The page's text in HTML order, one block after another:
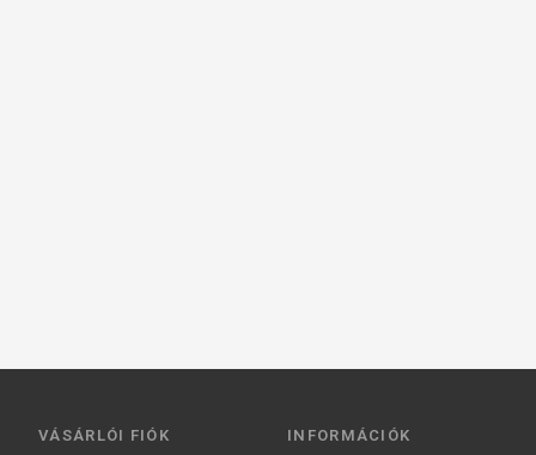
VÁSÁRLÓI FIÓK INFORMÁCIÓK